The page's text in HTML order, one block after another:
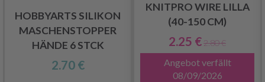
HOBBYARTS SILIKON
MASCHENSTOPPER
HÄNDE 6 STCK
2.70 €
KNITPRO WIRE LILLA
(40-150 CM)
2.25 €2.80 €
Angebot verfällt
08/09/2026